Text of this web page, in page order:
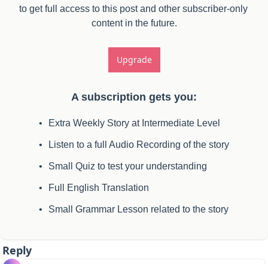
to get full access to this post and other subscriber-only
content in the future.
Upgrade
A subscription gets you:
Extra Weekly Story at Intermediate Level
Listen to a full Audio Recording of the story
Small Quiz to test your understanding
Full English Translation
Small Grammar Lesson related to the story
Reply